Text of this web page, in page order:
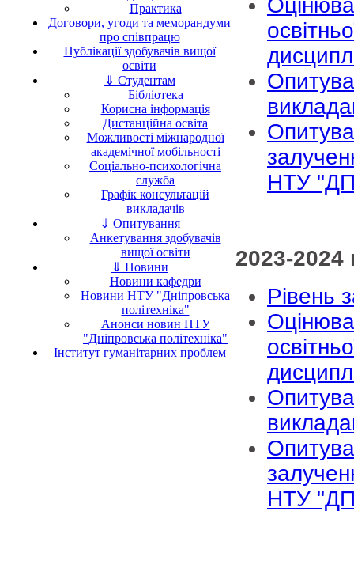
Практика
Договори, угоди та меморандуми
про співпрацю
Публікації здобувачів вищої
освіти
⇓ Студентам
Бібліотека
Корисна інформація
Дистанційна освіта
Можливості міжнародної
академічної мобільності
Соціально-психологічна
служба
Графік консультацій
викладачів
⇓ Опитування
Анкетування здобувачів
вищої освіти
⇓ Новини
Новини кафедри
Новини НТУ "Дніпровська
політехніка"
Анонси новин НТУ
"Дніпровська політехніка"
Інститут гуманітарних проблем
НТУ
2023-2024
Рівень
НТУ